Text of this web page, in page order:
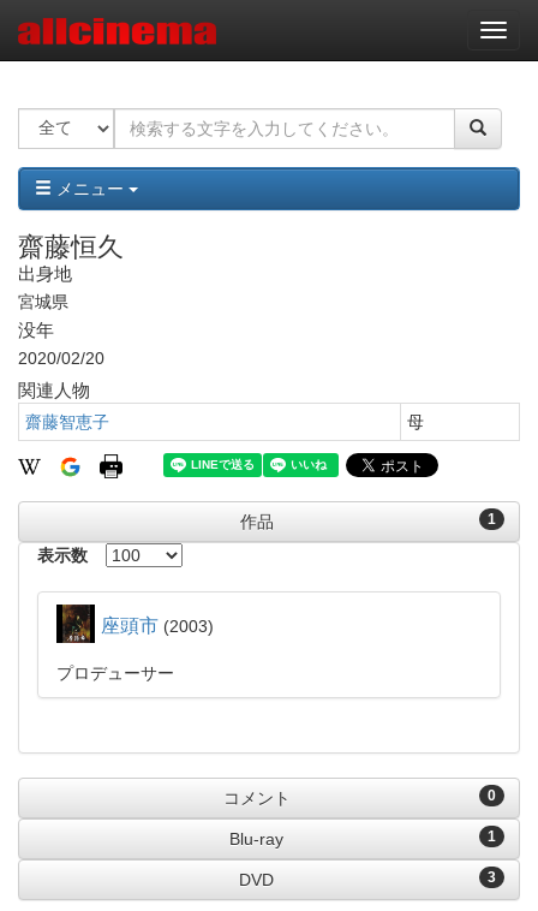
ナ
ビ
ー
ョ
ン
メニュー
齋藤恒久
出身地
宮城県
没年
2020/02/20
関連人物
齋藤智恵子 母
1
作品
表示数
座頭市 2003
プロデューサー
0
コメント
1
Blu-ray
3
DVD